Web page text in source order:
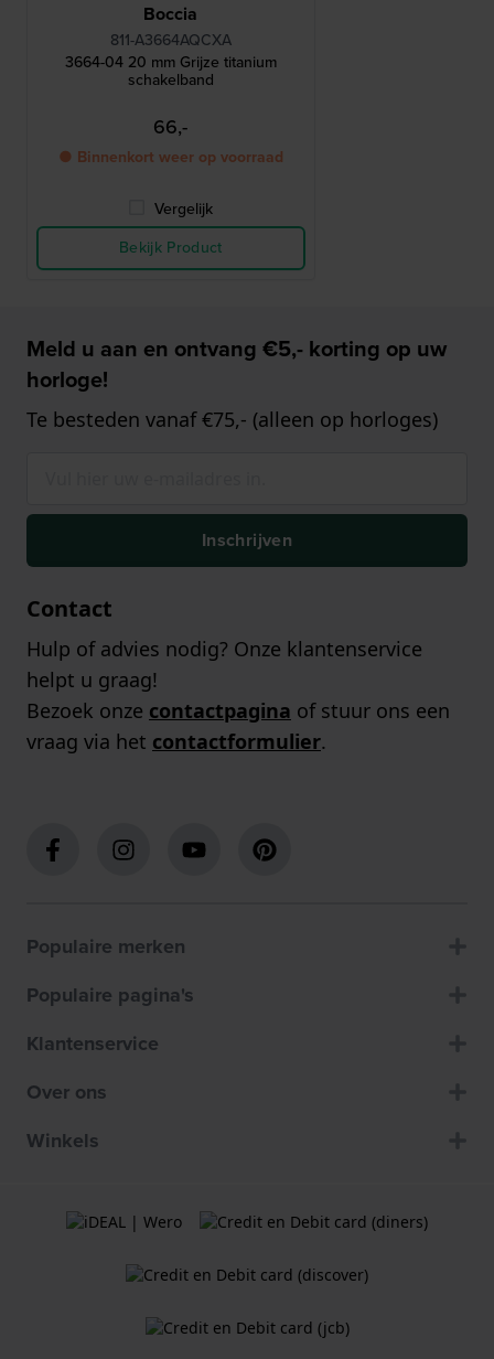
Boccia
811-A3664AQCXA
3664-04 20 mm Grijze titanium
schakelband
66,-
● Binnenkort weer op voorraad
Vergelijk
Bekijk Product
Meld u aan en ontvang €5,- korting op uw
horloge!
Te besteden vanaf €75,- (alleen op horloges)
Inschrijven
Contact
Hulp of advies nodig? Onze klantenservice
helpt u graag!
Bezoek onze contactpagina of stuur ons een
vraag via het contactformulier.
Populaire merken
Populaire pagina's
Klantenservice
Over ons
Winkels